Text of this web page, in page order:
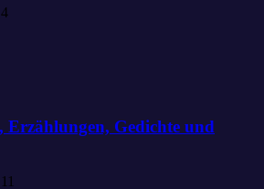
4
Erzählungen, Gedichte und
11